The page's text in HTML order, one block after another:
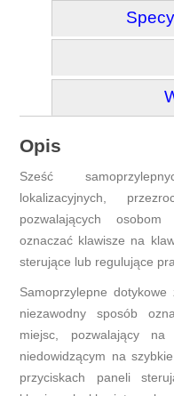
Opis
Sześć
lokalizacyjnych,
pozwalających osobom
oznaczać klawisze na
sterujące lub regulujące
Samoprzylepne
niezawodny sposób
miejsc, pozwalający na
niedowidzącym na
przyciskach paneli